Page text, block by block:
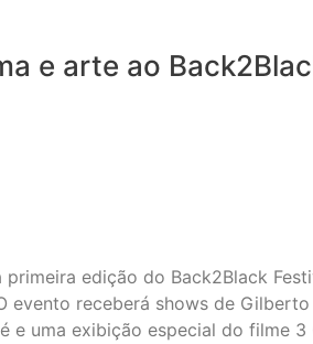
e arte ao
edição do Back2Black
evento receberá shows de
e uma exibição especial do filme 3